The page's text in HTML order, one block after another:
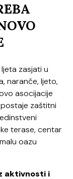
zasjati u
naranče, ljeto,
asocijacije
zaštitni
terase, centar
oazu
aktivnosti i